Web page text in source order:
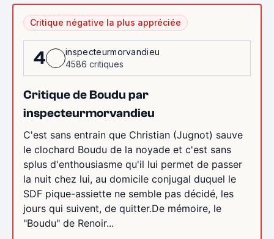
Critique négative la plus appréciée
4
inspecteurmorvandieu
4586 critiques
Critique de Boudu par
inspecteurmorvandieu
C'est sans entrain que Christian (Jugnot) sauve
le clochard Boudu de la noyade et c'est sans
splus d'enthousiasme qu'il lui permet de passer
la nuit chez lui, au domicile conjugal duquel le
SDF pique-assiette ne semble pas décidé, les
jours qui suivent, de quitter.De mémoire, le
"Boudu" de Renoir...